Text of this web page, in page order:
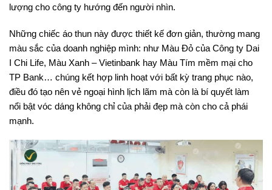
lượng cho công ty hướng đến người nhìn.
Những chiếc áo thun này được thiết kế đơn giản, thường mang
màu sắc của doanh nghiệp mình: như Màu Đỏ của Công ty Dai
I Chi Life, Màu Xanh – Vietinbank hay Màu Tím mềm mại cho
TP Bank… chúng kết hợp linh hoạt với bất kỳ trang phục nào,
điều đó tạo nên vẻ ngoại hình lịch lãm mà còn là bí quyết làm
nổi bật vóc dáng không chỉ của phải đẹp mà còn cho cả phái
mạnh.